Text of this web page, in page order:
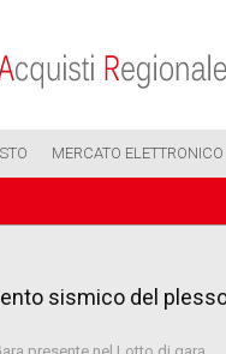
MERCATO ELETTRONICO
sismico del